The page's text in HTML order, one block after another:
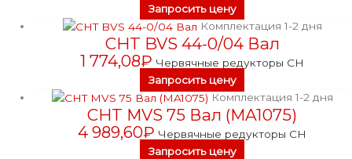
Запросить цену
Комплектация 1-2 дня
CHT BVS 44-0/04 Вал
1 774,08₽ Червячные редукторы CH
Запросить цену
Комплектация 1-2 дня
CHT MVS 75 Вал (MA1075)
4 989,60₽ Червячные редукторы CH
Запросить цену